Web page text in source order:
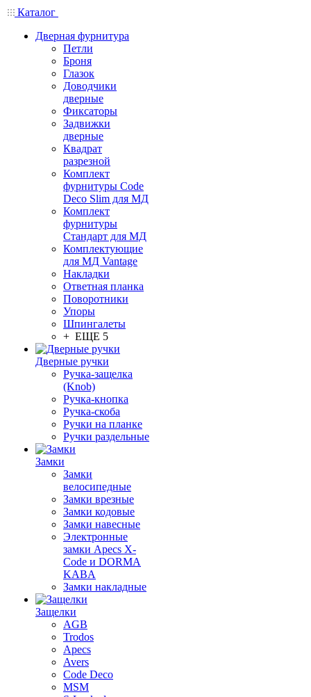
Каталог
Дверная фурнитура
Петли
Броня
Глазок
Доводчики
дверные
Фиксаторы
Задвижки
дверные
Квадрат
разрезной
Комплект
фурнитуры Code
Deco Slim для МД
Комплект
фурнитуры
Стандарт для МД
Комплектующие
для МД Vantage
Накладки
Ответная планка
Поворотники
Упоры
Шпингалеты
+ ЕЩЕ 5
Дверные ручки
Ручка-защелка
(Knob)
Ручка-кнопка
Ручка-скоба
Ручки на планке
Ручки раздельные
Замки
Замки
велосипедные
Замки врезные
Замки кодовые
Замки навесные
Электронные
замки Apecs X-
Code и DORMA
KABA
Замки накладные
Защелки
AGB
Trodos
Apecs
Avers
Code Deco
MSM